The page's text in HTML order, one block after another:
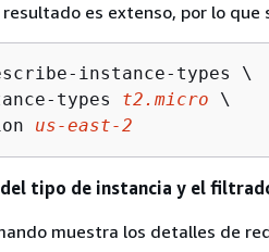
es extenso, por lo que
instance-types \
types
t2.micro \
us-east-2
tipo de instancia y el
muestra los detalles de